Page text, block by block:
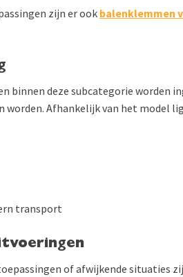
zijn er ook balenklemmen
binnen deze subcategorie worden
worden. Afhankelijk van het model
transport
of afwijkende situaties